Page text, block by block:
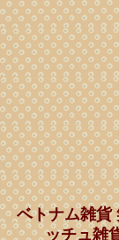
ベトナム雑貨
ッチュ雑